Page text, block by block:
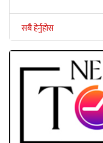
सबै हेर्नुहोस